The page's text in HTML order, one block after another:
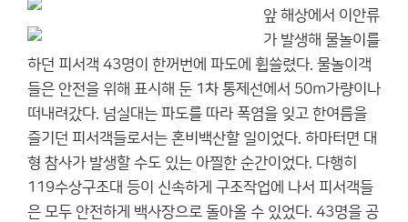
앞 해상에서 이안류
가 발생해 물놀이를
하던 피서객 43명이 한꺼번에 파도에 휩쓸렸다. 물놀이객
들은 안전을 위해 표시해 둔 1차 통제선에서 50m가량이나
떠내려갔다. 넘실대는 파도를 따라 폭염을 잊고 한여름을
즐기던 피서객들로서는 혼비백산할 일이었다. 하마터면 대
형 참사가 발생할 수도 있는 아찔한 순간이었다. 다행히
119수상구조대 등이 신속하게 구조작업에 나서 피서객들
은 모두 안전하게 백사장으로 돌아올 수 있었다. 43명을 공